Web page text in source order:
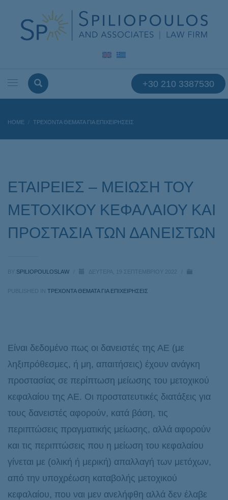
+30 210 3387530
HOME ΤΡΕΧΟΝΤΑ ΘΕΜΑΤΑ ΓΙΑ ΕΠΙΧΕΙΡΗΣΕΙΣ
ΕΤΑΙΡΕΙΕΣ – ΜΕΙΩΣΗ ΤΟΥ ΜΕΤΟΧΙΚΟΥ ΚΕΦΑΛΑΙΟΥ ΚΑΙ ΠΡΟΣΤΑΣΙΑ ΤΩΝ
ΕΤΑΙΡΕΙΕΣ – ΜΕΙΩΣΗ ΤΟΥ
ΜΕΤΟΧΙΚΟΥ ΚΕΦΑΛΑΙΟΥ ΚΑΙ
ΠΡΟΣΤΑΣΙΑ ΤΩΝ ΔΑΝΕΙΣΤΩΝ
BY SPILIOPOULOSLAW ΔΕΥΤΈΡΑ, 19 ΣΕΠΤΕΜΒΡΊΟΥ 2022
PUBLISHED IN ΤΡΕΧΟΝΤΑ ΘΕΜΑΤΑ ΓΙΑ ΕΠΙΧΕΙΡΗΣΕΙΣ
Είναι δεδομένο πως οι δανειστές της ΑΕ (με
ληξιπρόθεσμες, ή μη, απαιτήσεις) έχουν ανάγκη
προστασίας σε περίπτωση μείωσης του μετοχικού
κεφαλαίου της ΑΕ. Οι προστατευτικές διατάξεις για
τους δανειστές αφορούν, κατά βάση, τις
περιπτώσεις πραγματικής μείωσης, αλλά αφορούν
και τις περιπτώσεις που η μείωση του κεφαλαίου
γίνεται με (ολική ή μερική) απαλλαγή των μετόχων,
από την υποχρέωση καταβολής μετοχικού
κεφαλαίου, που ναι μεν ανελήφθη αλλά δεν έλαβε